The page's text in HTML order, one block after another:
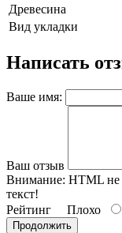
Древесина
Вид укладки
Написать
Ваше имя:
Ваш отзыв
Внимание: HTML не
текст!
Рейтинг Плохо
Продолжить